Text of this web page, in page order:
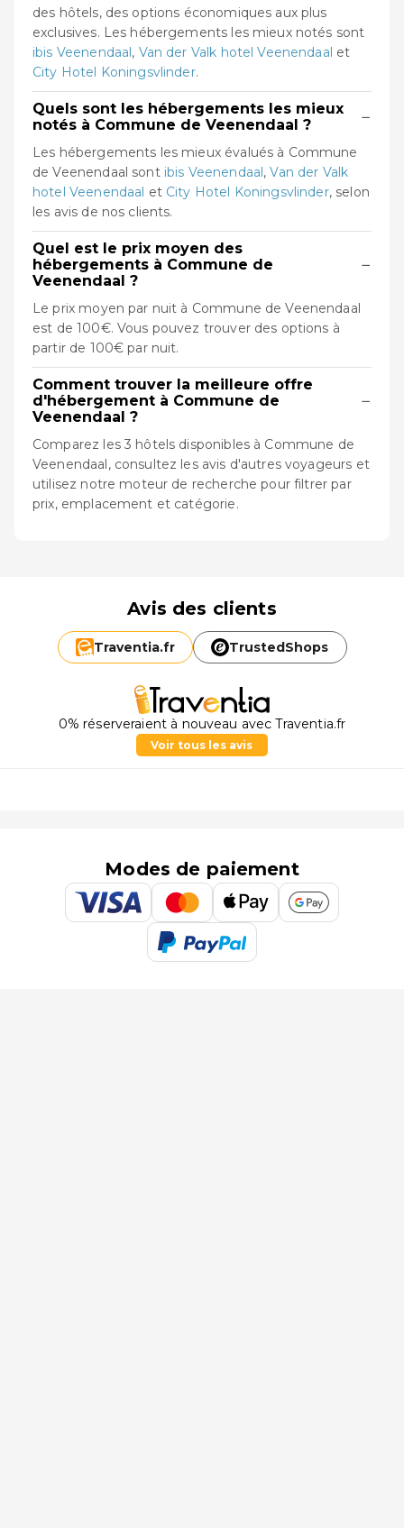
des hôtels, des options économiques aux plus
exclusives. Les hébergements les mieux notés sont
ibis Veenendaal, Van der Valk hotel Veenendaal et
City Hotel Koningsvlinder.
Quels sont les hébergements les mieux
notés à Commune de Veenendaal ?
−
Les hébergements les mieux évalués à Commune
de Veenendaal sont ibis Veenendaal,Van der Valk
hotel Veenendaal et City Hotel Koningsvlinder, selon
les avis de nos clients.
Quel est le prix moyen des
hébergements à Commune de
Veenendaal ?
−
Le prix moyen par nuit à Commune de Veenendaal
est de 100€. Vous pouvez trouver des options à
partir de 100€ par nuit.
Comment trouver la meilleure offre
d'hébergement à Commune de
Veenendaal ?
−
Comparez les 3 hôtels disponibles à Commune de
Veenendaal, consultez les avis d'autres voyageurs et
utilisez notre moteur de recherche pour filtrer par
prix, emplacement et catégorie.
Avis des clients
Traventia.fr TrustedShops
0% réserveraient à nouveau avec Traventia.fr
Voir tous les avis
Modes de paiement